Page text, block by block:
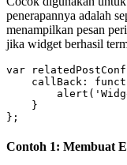
penerapannya adalah
menampilkan pesan
jika widget berhasil
var
callBack:
    }
};
Contoh 1: Membuat